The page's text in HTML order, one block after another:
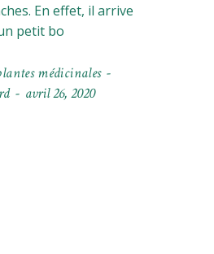
En effet, il arrive
petit bo
médicinales
avril 26, 2020